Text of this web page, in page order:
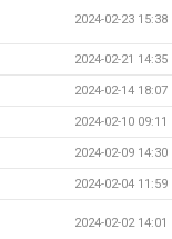
2024-02-23 15:38
2024-02-21 14:35
2024-02-14 18:07
2024-02-10 09:11
2024-02-09 14:30
2024-02-04 11:59
2024-02-02 14:01